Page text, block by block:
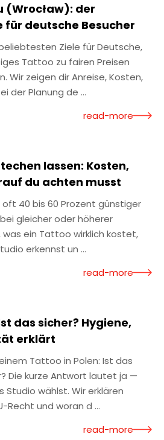
(Wrocław): der
deutsche Besucher
Ziele für Deutsche,
Tattoo zu fairen Preisen
Wir zeigen dir Anreise, Kosten,
der Planung de ...
read-more
lassen: Kosten,
du achten musst
40 bis 60 Prozent günstiger
gleicher oder höherer
was ein Tattoo wirklich kostet,
erkennst un ...
read-more
das sicher? Hygiene,
erklärt
Tattoo in Polen: Ist das
Die kurze Antwort lautet ja —
Studio wählst. Wir erklären
Recht und woran d ...
read-more